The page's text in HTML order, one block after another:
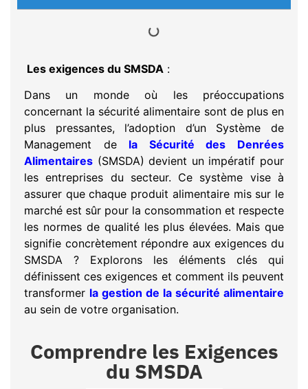
Les exigences du SMSDA :
Dans un monde où les préoccupations
concernant la sécurité alimentaire sont de plus en
plus pressantes, l’adoption d’un Système de
Management de la Sécurité des Denrées
Alimentaires (SMSDA) devient un impératif pour
les entreprises du secteur. Ce système vise à
assurer que chaque produit alimentaire mis sur le
marché est sûr pour la consommation et respecte
les normes de qualité les plus élevées. Mais que
signifie concrètement répondre aux exigences du
SMSDA ? Explorons les éléments clés qui
définissent ces exigences et comment ils peuvent
transformer la gestion de la sécurité alimentaire
au sein de votre organisation.
Comprendre les Exigences
du SMSDA